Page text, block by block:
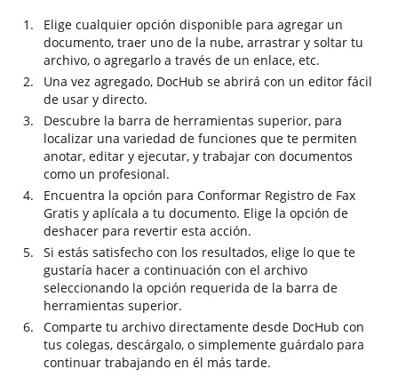
Elige cualquier opción disponible para agregar un
documento, traer uno de la nube, arrastrar y soltar tu
archivo, o agregarlo a través de un enlace, etc.
Una vez agregado, DocHub se abrirá con un editor fácil
de usar y directo.
Descubre la barra de herramientas superior, para
localizar una variedad de funciones que te permiten
anotar, editar y ejecutar, y trabajar con documentos
como un profesional.
Encuentra la opción para Conformar Registro de Fax
Gratis y aplícala a tu documento. Elige la opción de
deshacer para revertir esta acción.
Si estás satisfecho con los resultados, elige lo que te
gustaría hacer a continuación con el archivo
seleccionando la opción requerida de la barra de
herramientas superior.
Comparte tu archivo directamente desde DocHub con
tus colegas, descárgalo, o simplemente guárdalo para
continuar trabajando en él más tarde.